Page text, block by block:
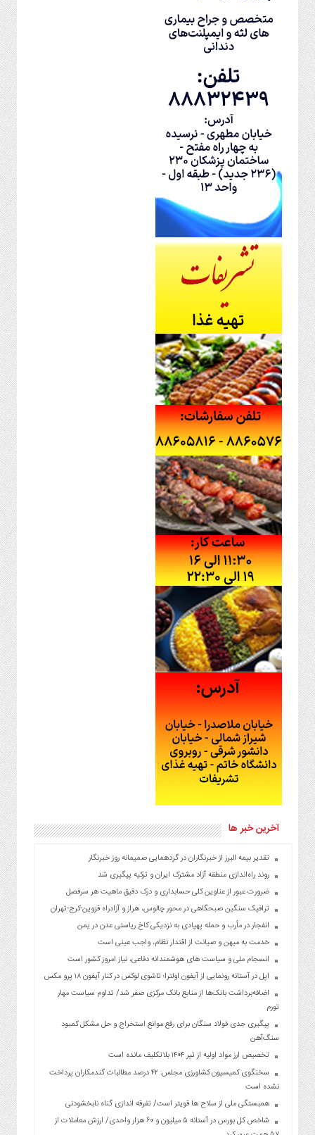
آخرین خبر ها
تقدیر بیمه البرز از خبرنگاران در گردهمایی صمیمانه روز خبرنگار
روند راه‌اندازی منطقه آزاد مشترک ایران و ترکیه پیگیری شد
ضرورت عبور از عناوین کلی حسابداری و درک دقیق ماهیت هر سرفصل
ترافیک سنگین صبحگاهی در محور چالوس، هراز و آزادراه قزوین-کرج-تهران
انفجار در مأرب و حمله پهپادی به نزدیکی کاخ ریاستی عدن در یمن
خدمت به میهن و صیانت از اقتدار نظام، واجب عینی است
انسجام ملی و سیاست های هوشمندانه دفاعی، نیاز امروز کشور است
اپل در آستانه رونمایی از آیفون اولترا؛ تاشوی لوکس در کنار آیفون ۱۸ پرو مکس
اضافه‌برداشت بانک‌ها از منابع بانک مرکزی صفر شد/ تداوم سیاست مهار
تورم
پیگیری جدی فولاد سنگان برای رفع موانع استخراج و حل مشکل کمبود
سنگ‌آهن
تخصیص ارز مواد اولیه از تیر ۱۴۰۴ بلاتکلیف مانده است
سخنگوی کمیسیون کشاورزی مجلس: ۴۲ درصد مطالبات گندمکاران پرداخت
نشده است
همبستگی ملی از سلاح ها قویتر است/ تفرقه اندازی گناه نابخشودنی
شاخص کل بورس در آستانه ۵ میلیون و ۶۰ هزار واحدی/ ارزش معاملات از